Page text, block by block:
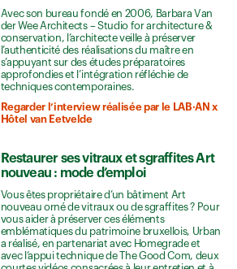
Avec son bureau fondé en 2006, Barbara Van
der Wee Architects – Studio for architecture &
conservation, l’architecte veille à préserver
l’authenticité des réalisations du maître en
s’appuyant sur des études préparatoires
approfondies et l’intégration réfléchie de
techniques contemporaines.
Regarder l’interview réalisée par le LAB·AN x
Hôtel van Eetvelde
Restaurer ses vitraux et sgraffites Art
nouveau : mode d’emploi
Vous êtes propriétaire d’un bâtiment Art
nouveau orné de vitraux ou de sgraffites ? Pour
vous aider à préserver ces éléments
emblématiques du patrimoine bruxellois, Urban
a réalisé, en partenariat avec Homegrade et
avec l’appui technique de The Good Com, deux